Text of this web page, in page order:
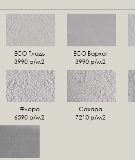
ЕСО Гладь
3990 р/м2
ECO Бархат
3990 р/м2
Флора
6590 р/м2
Сахара
7210 р/м2